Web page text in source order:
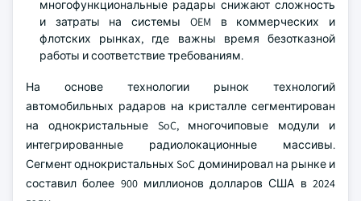
многофункциональные радары снижают сложность
и затраты на системы OEM в коммерческих и
флотских рынках, где важны время безотказной
работы и соответствие требованиям.
На основе технологии рынок технологий
автомобильных радаров на кристалле сегментирован
на однокристальные SoC, многочиповые модули и
интегрированные радиолокационные массивы.
Сегмент однокристальных SoC доминировал на рынке и
составил более 900 миллионов долларов США в 2024